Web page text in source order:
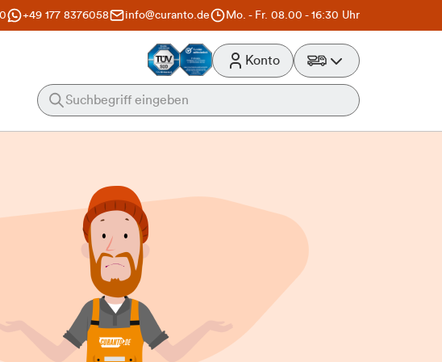
+49 177 8376058 info@curanto.de Mo. - Fr. 08.00 - 16:30 Uhr
Konto